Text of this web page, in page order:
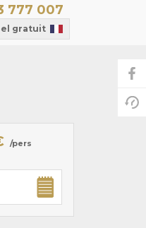
777 007
gratuit
/pers